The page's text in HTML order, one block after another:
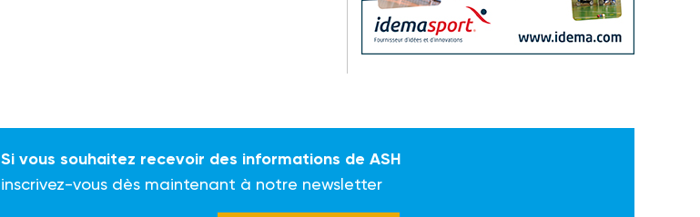
Si vous souhaitez recevoir des informations de ASH
inscrivez-vous dès maintenant à notre newsletter